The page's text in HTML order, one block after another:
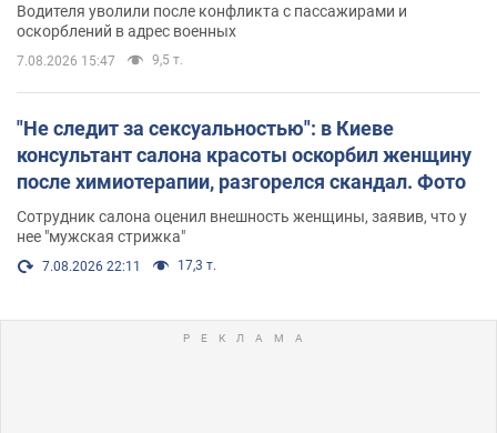
Водителя уволили после конфликта с пассажирами и
оскорблений в адрес военных
7.08.2026 15:47 9,5 т.
"Не следит за сексуальностью": в Киеве
консультант салона красоты оскорбил женщину
после химиотерапии, разгорелся скандал. Фото
Сотрудник салона оценил внешность женщины, заявив, что у
нее "мужская стрижка"
7.08.2026 22:11 17,3 т.